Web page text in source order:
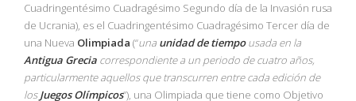
Cuadringentésimo Cuadragésimo Segundo día de la Invasión rusa
de Ucrania), es el Cuadringentésimo Cuadragésimo Tercer día de
una Nueva Olimpiada (“una unidad de tiempousada en la
Antigua Grecia correspondiente a un periodo de cuatro años,
particularmente aquellos que transcurren entre cada edición de
losJuegos Olímpicos”), una Olimpiada que tiene como Objetivo